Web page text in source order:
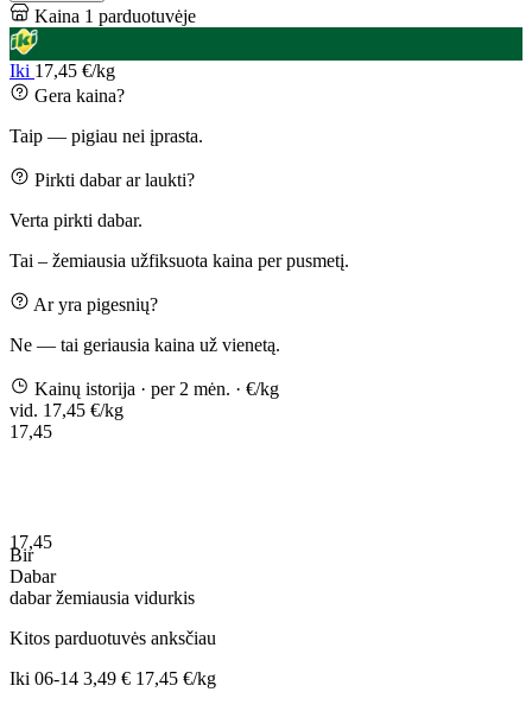
Kaina 1 parduotuvėje
Iki 17,45 €/kg
Gera kaina?
Taip — pigiau nei įprasta.
Pirkti dabar ar laukti?
Verta pirkti dabar.
Tai – žemiausia užfiksuota kaina per pusmetį.
Ar yra pigesnių?
Ne — tai geriausia kaina už vienetą.
Kainų istorija · per 2 mėn. · €/kg
vid. 17,45 €/kg
17,45
17,45
Bir
Dabar
dabaržemiausia vidurkis
Kitos parduotuvės anksčiau
Iki 06-14 3,49 € 17,45 €/kg